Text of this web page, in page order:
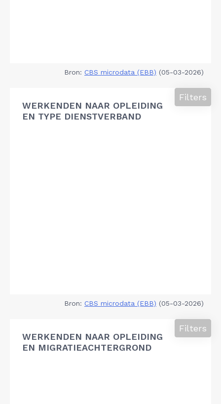
Bron: CBS microdata (EBB) (05-03-2026)
WERKENDEN NAAR OPLEIDING
EN TYPE DIENSTVERBAND
Filters
Bron: CBS microdata (EBB) (05-03-2026)
WERKENDEN NAAR OPLEIDING
EN MIGRATIEACHTERGROND
Filters